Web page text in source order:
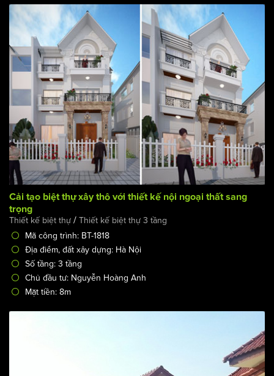
Cải tạo biệt thự xây thô với thiết kế nội ngoại thất sang
trọng
Thiết kế biệt thự / Thiết kế biệt thự 3 tầng
Mã công trình: BT-1818
Địa điểm, đất xây dựng: Hà Nội
Số tầng: 3 tầng
Chủ đầu tư: Nguyễn Hoàng Anh
Mặt tiền: 8m